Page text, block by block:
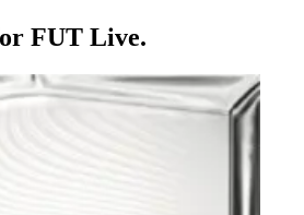
FUT Live.